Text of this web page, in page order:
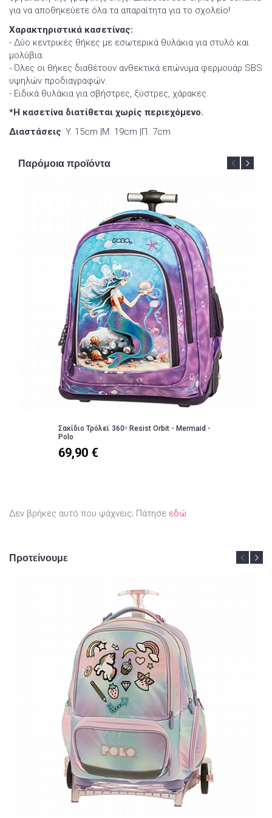
για να αποθηκεύετε όλα τα απαραίτητα για το σχολείο!
Χαρακτηριστικά κασετίνας:
- Δύο κεντρικές θήκες με εσωτερικά θυλάκια για στυλό και
μολύβια.
- Όλες οι θήκες διαθέτουν ανθεκτικά επώνυμα φερμουάρ SBS
υψηλών προδιαγραφών.
- Ειδικά θυλάκια για σβήστρες, ξύστρες, χάρακες.
*Η κασετίνα διατίθεται χωρίς περιεχόμενο.
Διαστάσεις: Y. 15cm |Μ. 19cm |Π. 7cm
Παρόμοια προϊόντα
Σακίδιο Τρόλεϊ 360ᵒ Resist Orbit - Mermaid -
Polo
69,90 €
Δεν βρήκες αυτό που ψάχνεις; Πάτησε εδώ
Προτείνουμε